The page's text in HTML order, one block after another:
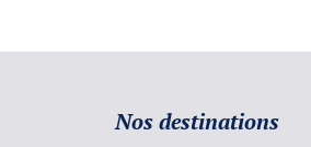
Nos destinations